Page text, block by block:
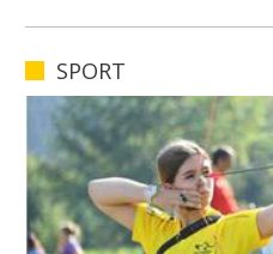
SPORT